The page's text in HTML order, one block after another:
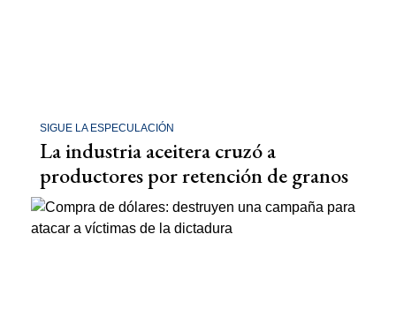
SIGUE LA ESPECULACIÓN
La industria aceitera cruzó a
productores por retención de granos